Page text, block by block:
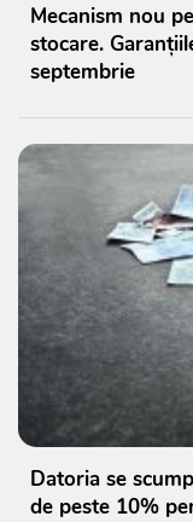
Mecanism nou
stocare.
septembrie
Datoria se
de peste 10%